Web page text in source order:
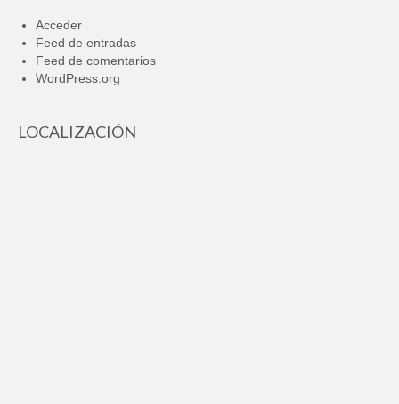
Acceder
Feed de entradas
Feed de comentarios
WordPress.org
LOCALIZACIÓN